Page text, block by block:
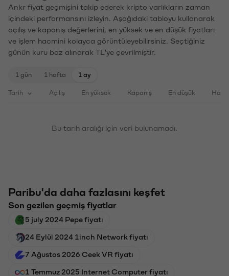
Ankr fiyat geçmişini takip ederek kripto varlıkların zaman
içindeki performansını izleyin. Aşağıdaki tabloyu kullanarak
açılış ve kapanış değerlerini, en yüksek ve en düşük fiyatları
ve işlem hacmini kolayca görüntüleyebilirsiniz. Seçtiğiniz
günün kuru baz alınarak TL'ye çevrilmiştir.
1 gün 1 hafta 1 ay
Tarih Açılış En yüksek Kapanış En düşük
Bu tarih aralığı için veri bulunamadı.
Paribu'da daha fazlasını keşfet
Son gezilen geçmiş fiyatlar
5 july 2024 Pepe fiyatı
24 Eylül 2024 1inch Network fiyatı
7 Ağustos 2026 Ceek VR fiyatı
1 Temmuz 2025 Internet Computer fiyatı